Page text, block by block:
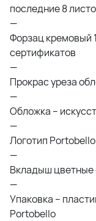
последние 8
—
Форзац кремовый
сертификатов
—
Прокрас уреза
—
Обложка –
—
Логотип
—
Вкладыш цветные
—
Упаковка –
Portobello